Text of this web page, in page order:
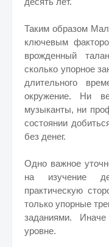
Таким образом
ключевым
врожденный
сколько упорное
длительного
окружение. Ни
музыканты, ни
состоянии
без денег.
Одно важное
на изучение
практическую
только упорные
заданиями.
уровне.